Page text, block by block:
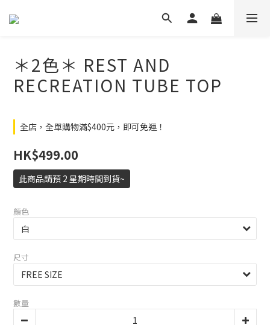
＊2色＊ REST AND
RECREATION TUBE TOP
全店，全單購物滿$400元，即可免運！
HK$499.00
此商品請預 2 星期時間到貨~
顏色
尺寸
數量